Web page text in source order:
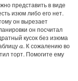
представить в виде
изюм либо его нет.
он вырезает
он посчитал
кусок без изюма
a. К сожалению во
торт. Помогите ему